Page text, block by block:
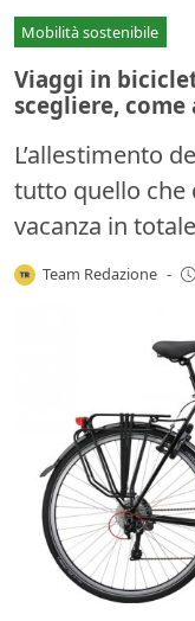
Mobilità sostenibile
Viaggi in
scegliere,
L’allestimento
tutto quello che
vacanza in
Team Redazione -